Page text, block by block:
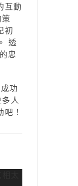
互動
初
透
忠
功
人
！